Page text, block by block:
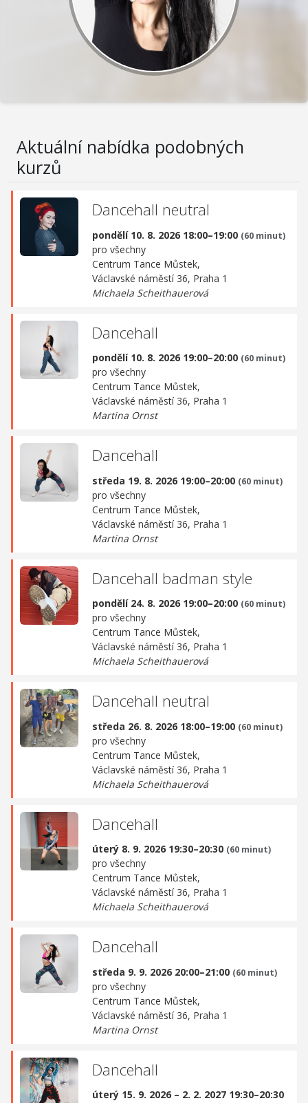
Aktuální nabídka podobných
kurzů
Dancehall neutral
pondělí 10. 8. 2026 18:00–19:00 (60 minut)
pro všechny
Centrum Tance Můstek,
Václavské náměstí 36, Praha 1
Michaela Scheithauerová
Dancehall
pondělí 10. 8. 2026 19:00–20:00 (60 minut)
pro všechny
Centrum Tance Můstek,
Václavské náměstí 36, Praha 1
Martina Ornst
Dancehall
středa 19. 8. 2026 19:00–20:00 (60 minut)
pro všechny
Centrum Tance Můstek,
Václavské náměstí 36, Praha 1
Martina Ornst
Dancehall badman style
pondělí 24. 8. 2026 19:00–20:00 (60 minut)
pro všechny
Centrum Tance Můstek,
Václavské náměstí 36, Praha 1
Michaela Scheithauerová
Dancehall neutral
středa 26. 8. 2026 18:00–19:00 (60 minut)
pro všechny
Centrum Tance Můstek,
Václavské náměstí 36, Praha 1
Michaela Scheithauerová
Dancehall
úterý 8. 9. 2026 19:30–20:30 (60 minut)
pro všechny
Centrum Tance Můstek,
Václavské náměstí 36, Praha 1
Michaela Scheithauerová
Dancehall
středa 9. 9. 2026 20:00–21:00 (60 minut)
pro všechny
Centrum Tance Můstek,
Václavské náměstí 36, Praha 1
Martina Ornst
Dancehall
úterý 15. 9. 2026 – 2. 2. 2027 19:30–20:30